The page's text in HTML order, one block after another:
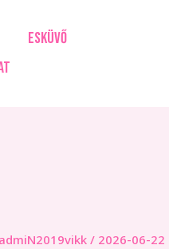
ESKÜVŐ
/ 2026-06-22